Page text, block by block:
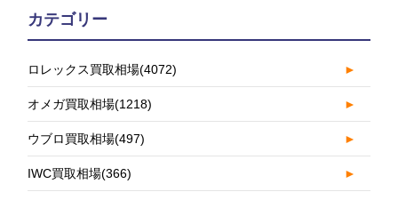
カテゴリー
ロレックス買取相場(4072) ►
オメガ買取相場(1218) ►
ウブロ買取相場(497) ►
IWC買取相場(366) ►